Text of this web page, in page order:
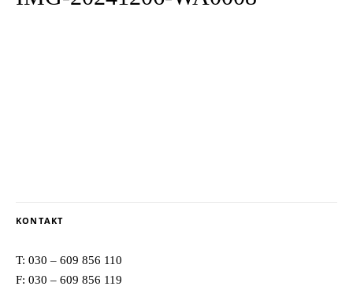
KONTAKT
T: 030 – 609 856 110
F: 030 – 609 856 119